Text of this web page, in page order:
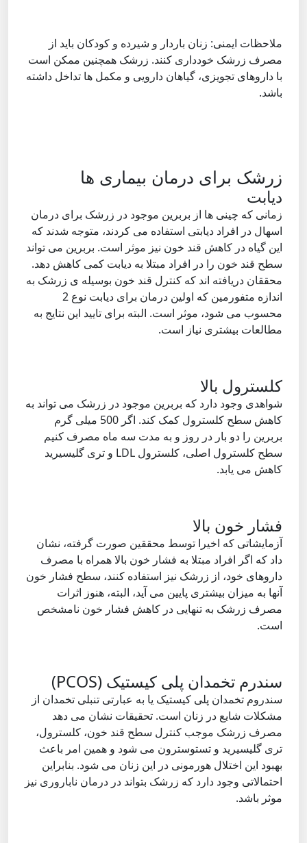
ملاحظات ایمنی: زنان باردار و شیرده و کودکان باید از
مصرف زرشک خودداری کنند. زرشک همچنین ممکن است
با داروهای تجویزی، گیاهان دارویی و مکمل ها تداخل داشته
باشد.
زرشک برای درمان بیماری ها
دیابت
زمانی که چینی ها از بربرین موجود در زرشک برای درمان
اسهال در افراد دیابتی استفاده می کردند، متوجه شدند که
این گیاه در کاهش قند خون نیز موثر است. بربرین می تواند
سطح قند خون را در افراد مبتلا به دیابت کمی کاهش دهد.
محققان دریافته اند که کنترل قند خون بوسیله ی زرشک به
اندازه متفورمین که اولین درمان برای دیابت نوع 2
محسوب می شود، موثر است. البته برای تایید این نتایج به
مطالعات بیشتری نیاز است.
کلسترول بالا
شواهدی وجود دارد که بربرین موجود در زرشک می تواند به
کاهش سطح کلسترول کمک کند. اگر 500 میلی گرم
بربرین را دو بار در روز و به مدت سه ماه مصرف کنیم
سطح کلسترول اصلی، کلسترول LDL و تری گلیسیرید
کاهش می یابد.
فشار خون بالا
آزمایشاتی که اخیرا توسط محققین صورت گرفته، نشان
داد که اگر افراد مبتلا به فشار خون بالا همراه با مصرف
داروهای خود، از زرشک نیز استفاده کنند، سطح فشار خون
آنها به میزان بیشتری پایین می آید، البته، هنوز اثرات
مصرف زرشک به تنهایی در کاهش فشار خون نامشخص
است.
سندرم تخمدان پلی کیستیک (PCOS)
سندروم تخمدان پلی کیستیک یا به عبارتی تنبلی تخمدان از
مشکلات شایع در زنان است. تحقیقات نشان می دهد
مصرف زرشک موجب کنترل سطح قند خون، کلسترول،
تری گلیسیرید و تستوسترون می شود و همین امر باعث
بهبود این اختلال هورمونی در این زنان می شود. بنابراین
احتمالاتی وجود دارد که زرشک بتواند در درمان ناباروری نیز
موثر باشد.